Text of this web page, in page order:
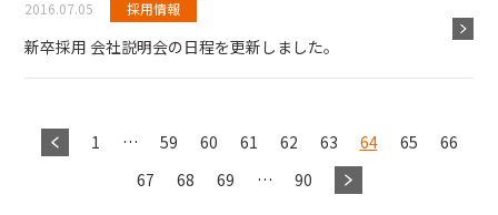
2016.07.05 採用情報
新卒採用 会社説明会の日程を更新しました。
1 … 59 60 61 62 63 64 65
66
67
68 69 … 90